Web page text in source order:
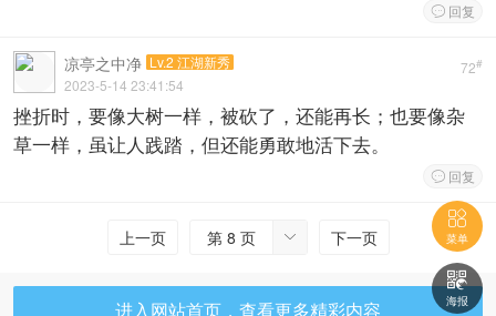
 回复
72#
凉亭之中净 Lv.2 江湖新秀
2023-5-14 23:41:54
挫折时，要像大树一样，被砍了，还能再长；也要像杂
草一样，虽让人践踏，但还能勇敢地活下去。
 回复
上一页 
第 8 页 下一页
进入网站首页，查看更多精彩内容

菜单

海报